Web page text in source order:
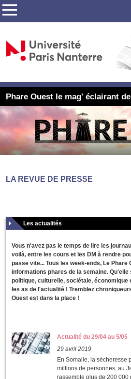
Phare Ouest le mag' éclairant
LA REVUE DE PRESSE
Les actualités
Vous n'avez pas le temps de lire les
voilà, entre les cours et les DM à rendre
passe vite... Tous les week-ends, Le Phare
informations phares de la semaine. Qu'elle
politique, culturelle, sociétale,
les as de l'actualité ! Tremblez
Ouest est dans la place !
Actualité du 29/04 au 5/05
29 avril 2019
En Somalie, la sécheresse
millions de personnes, au
rassemble plus de 200 000